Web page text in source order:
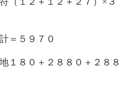
７０
１８０＋２８８０＋２８８